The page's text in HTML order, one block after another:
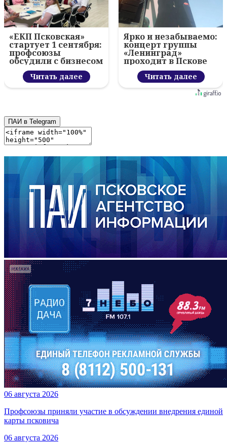
«ЕКП Псковская»
стартует 1 сентября:
профсоюзы
обсудили с бизнесом
новый цифровой
проектЧитать далее
Ярко и незабываемо:
концерт группы
«Ленинград»
проходит в Пскове
Читать далее
ПАИ в Telegram
06 августа 2026
Профсоюзы приняли участие в обсуждении внедрения единой
карты псковича
06 августа 2026